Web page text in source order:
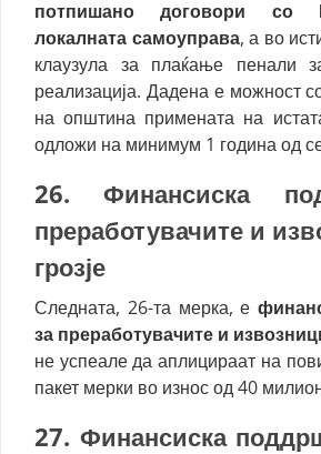
потпишано договори со
локалната самоуправа, а во
клаузула за плаќање пенали
реализација. Дадена е можност
на општина примената на
одложи на минимум 1 година од
26. Финансиска
преработувачите и
грозје
Следната, 26-та мерка, е
за преработувачите и
не успеале да аплицираат на
пакет мерки во износ од 40
27. Финансиска